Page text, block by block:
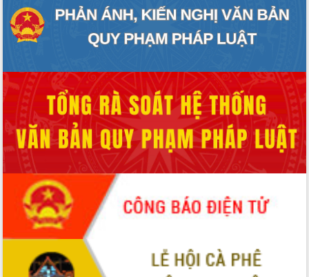
trường Nguyễn Hoàng Hiệp khảo sát
vùng trồng và doanh nghiệp đóng gói
sầu riêng tại Đắk Lắk
Đắk Lắk công bố Quy hoạch và xúc
tiến đầu tư tỉnh
Ngành cá ngừ Đắk Lắk chủ động thích
ứng để giữ vững thị trường xuất khẩu
Diễn đàn Kinh tế tư nhân Việt Nam đột
phá cơ chế - Hợp tác công tư
Đề án 06 tạo bước ngoặt đột phá trong
cải cách hành chính tỉnh Đắk Lắk
Kết nối tour, đẩy mạnh chuyển đổi số
để phát triển du lịch Đắk Lắk
Khởi động Dự án Đầu tư xây dựng hạ
tầng kỹ thuật Cụm công nghiệp Tân